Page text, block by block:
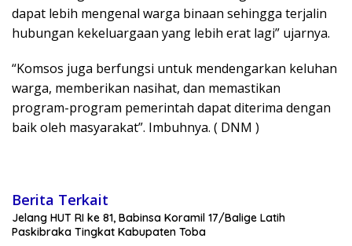
dapat lebih mengenal warga binaan sehingga terjalin
hubungan kekeluargaan yang lebih erat lagi” ujarnya.
“Komsos juga berfungsi untuk mendengarkan keluhan
warga, memberikan nasihat, dan memastikan
program-program pemerintah dapat diterima dengan
baik oleh masyarakat”. Imbuhnya. ( DNM )
Berita Terkait
Jelang HUT RI ke 81, Babinsa Koramil 17/Balige Latih
Paskibraka Tingkat Kabupaten Toba